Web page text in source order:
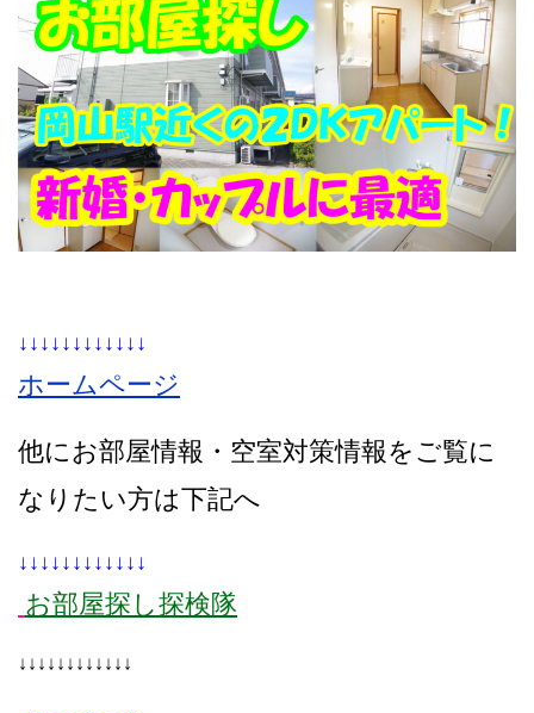
↓↓↓↓↓↓↓↓↓↓↓↓
ホームページ
他にお部屋情報・空室対策情報をご覧に
なりたい方は下記へ
↓↓↓↓↓↓↓↓↓↓↓↓
お部屋探し探検隊
↓↓↓↓↓↓↓↓↓↓↓↓